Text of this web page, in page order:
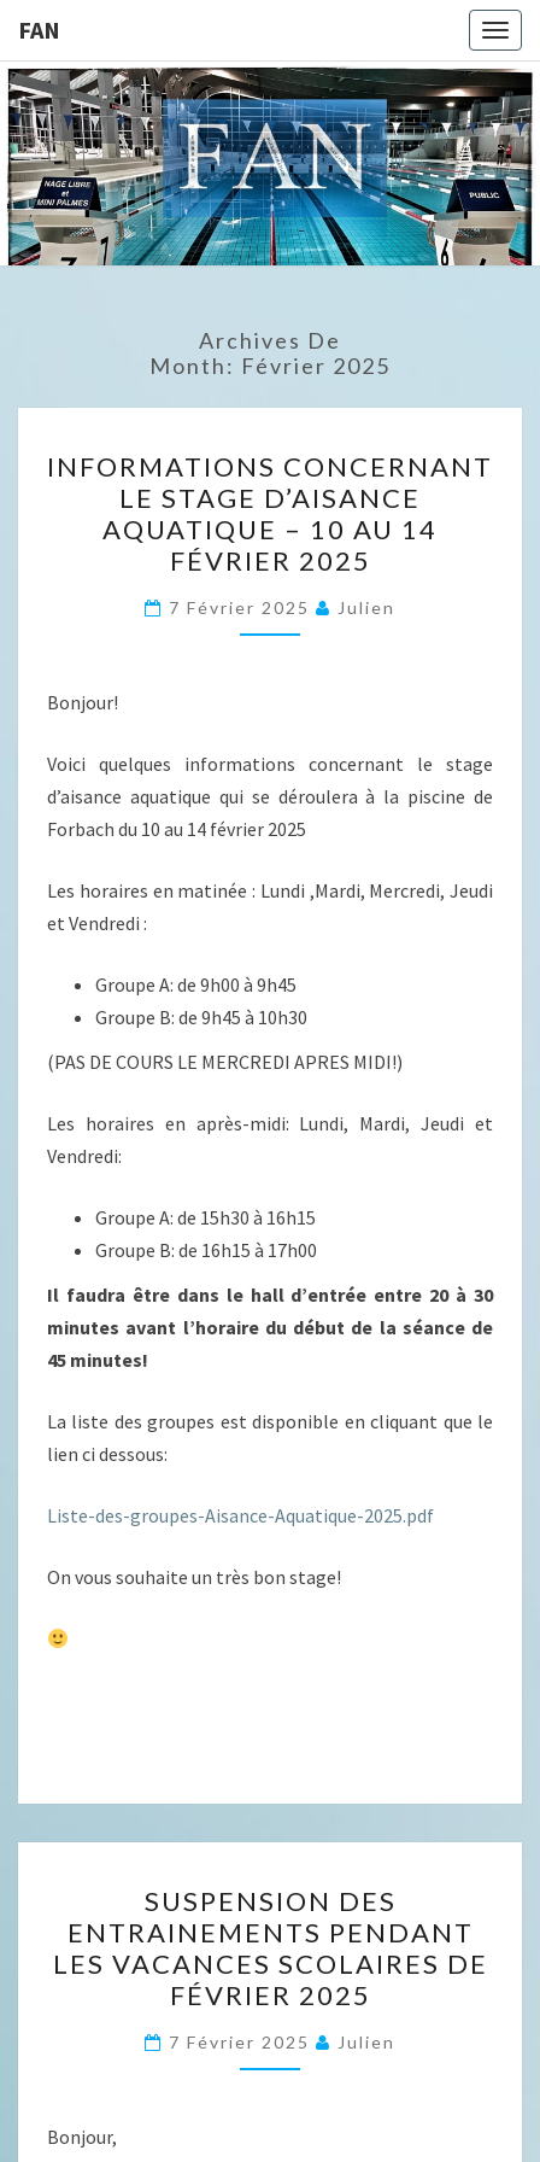
FAN
FAN
Archives De
Month: Février 2025
CONCERNANT
LE
STAGE
D’AISANCE
AQUATIQUE
–
FÉVRIER
2025
INFORMATIONS CONCERNANT
LE STAGE D’AISANCE
AQUATIQUE – 10 AU 14
FÉVRIER 2025
7 Février 2025 Julien
Bonjour!
Voici quelques informations concernant le stage
d’aisance aquatique qui se déroulera à la piscine de
Forbach du 10 au 14 février 2025
Les horaires en matinée : Lundi ,Mardi, Mercredi, Jeudi
et Vendredi :
Groupe A: de 9h00 à 9h45
Groupe B: de 9h45 à 10h30
(PAS DE COURS LE MERCREDI APRES MIDI!)
Les horaires en après-midi: Lundi, Mardi, Jeudi et
Vendredi:
Groupe A: de 15h30 à 16h15
Groupe B: de 16h15 à 17h00
Il faudra être dans le hall d’entrée entre 20 à 30
minutes avant l’horaire du début de la séance de
45 minutes!
La liste des groupes est disponible en cliquant que le
lien ci dessous:
Liste-des-groupes-Aisance-Aquatique-2025.pdf
On vous souhaite un très bon stage!
DES
ENTRAINEMENTS
PENDANT
LES
VACANCES
SCOLAIRES
SUSPENSION DES
ENTRAINEMENTS PENDANT
LES VACANCES SCOLAIRES DE
FÉVRIER 2025
7 Février 2025 Julien
Bonjour,